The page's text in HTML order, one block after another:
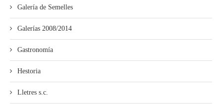
Galería de Semelles
Galerías 2008/2014
Gastronomía
Hestoria
Lletres s.c.